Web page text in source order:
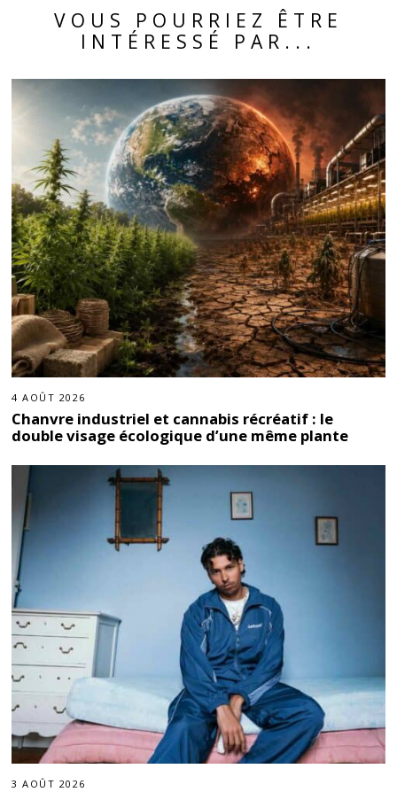
VOUS POURRIEZ ÊTRE
INTÉRESSÉ PAR...
4 AOÛT 2026
Chanvre industriel et cannabis récréatif : le
double visage écologique d’une même plante
3 AOÛT 2026